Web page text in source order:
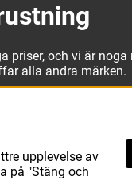
och vi är
alla andra märken.
basketbollar
matchkläder
att hitta den här.
upplevelse av
på "Stäng och